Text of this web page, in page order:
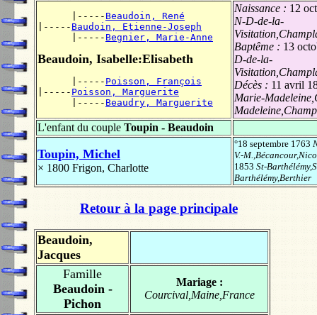
      |-----
Beaudoin, René
|----- Baudoin, Etienne-Joseph
      |-----
Begnier, Marie-Anne
Beaudoin, Isabelle:Elisabeth
      |-----
Poisson, François
|----- Poisson, Marguerite
      |-----
Beaudry, Marguerite
Naissance : 12
N-D-de-la-
Baptême : 13
D-de-la-
Décès : 11 avril
Marie-
L'enfant du couple Toupin - Beaudoin
Toupin, Michel
× 1800 Frigon, Charlotte
°18 septembre 1763
V.-
1853 St-
Barthélémy,Berthier
Retour à la page principale
Beaudoin,
Jacques
Famille
Beaudoin -
Pichon
Mariage :
Courcival,Maine,France